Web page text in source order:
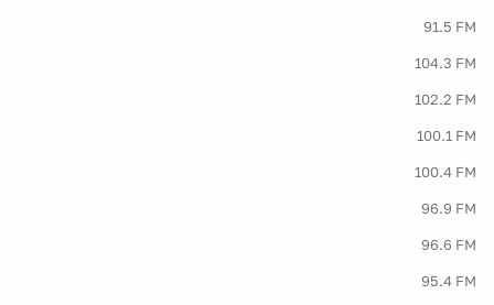
91.5 FM
104.3 FM
102.2 FM
100.1 FM
100.4 FM
96.9 FM
96.6 FM
95.4 FM